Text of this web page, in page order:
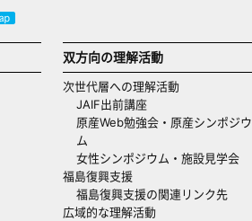
双方向の理解活動
次世代層への理解活動
JAIF出前講座
原産Web勉強会・原産シンポジウ
ム
女性シンポジウム・施設見学会
福島復興支援
福島復興支援の関連リンク先
広域的な理解活動